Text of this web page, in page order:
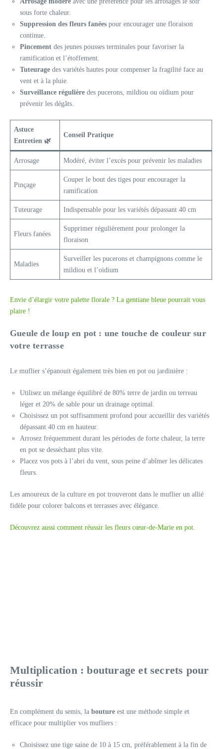
sous forte chaleur.
Suppression des fleurs fanées pour encourager une floraison
continue.
Pincement des jeunes pousses terminales pour favoriser la
ramification et l’étoffement.
Tuteurage des variétés hautes pour compenser la fragilité face au
vent et à la pluie.
Surveillance régulière des pucerons, mildiou ou oïdium pour
prévenir les dégâts.
Astuce
Entretien 🌿
Conseil Pratique
Arrosage Modéré, éviter l’excès pour prévenir les maladies
Pinçage
Couper le bout des tiges pour encourager la
ramification
Tuteurage Indispensable pour les variétés dépassant 40 cm
Fleurs fanées
Supprimer régulièrement pour prolonger la
floraison
Maladies
Surveiller les pucerons et champignons comme le
mildiou et l’oïdium
Envie d’élargir votre palette florale ? La gentiane bleue pourrait vous
plaire !
Gueule de loup en pot : une touche de couleur sur
votre terrasse
Le muflier s’épanouit également très bien en pot ou jardinière :
Utilisez un mélange équilibré de 80% terre de jardin ou terreau
léger et 20% de sable pour un drainage optimal.
Choisissez un pot suffisamment profond pour accueillir des variétés
dépassant 40 cm en hauteur.
Arrosez fréquemment durant les périodes de forte chaleur, la terre
en pot se dessèchant plus vite.
Placez vos pots à l’abri du vent, sous peine d’abîmer les délicates
fleurs.
Les amoureux de la culture en pot trouveront dans le muflier un allié
fidèle pour colorer balcons et terrasses avec élégance.
Découvrez aussi comment réussir les fleurs cœur-de-Marie en pot
Multiplication : bouturage et secrets pour
réussir
En complément du semis, la bouture est une méthode simple et
efficace pour multiplier vos mufliers :
Choisissez une tige saine de 10 à 15 cm, préférablement à la fin de